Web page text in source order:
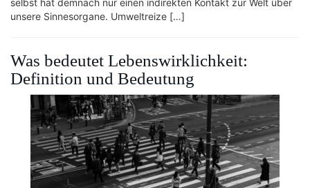
selbst hat demnach nur einen indirekten Kontakt zur Welt über
unsere Sinnesorgane. Umweltreize […]
Was bedeutet Lebenswirklichkeit:
Definition und Bedeutung